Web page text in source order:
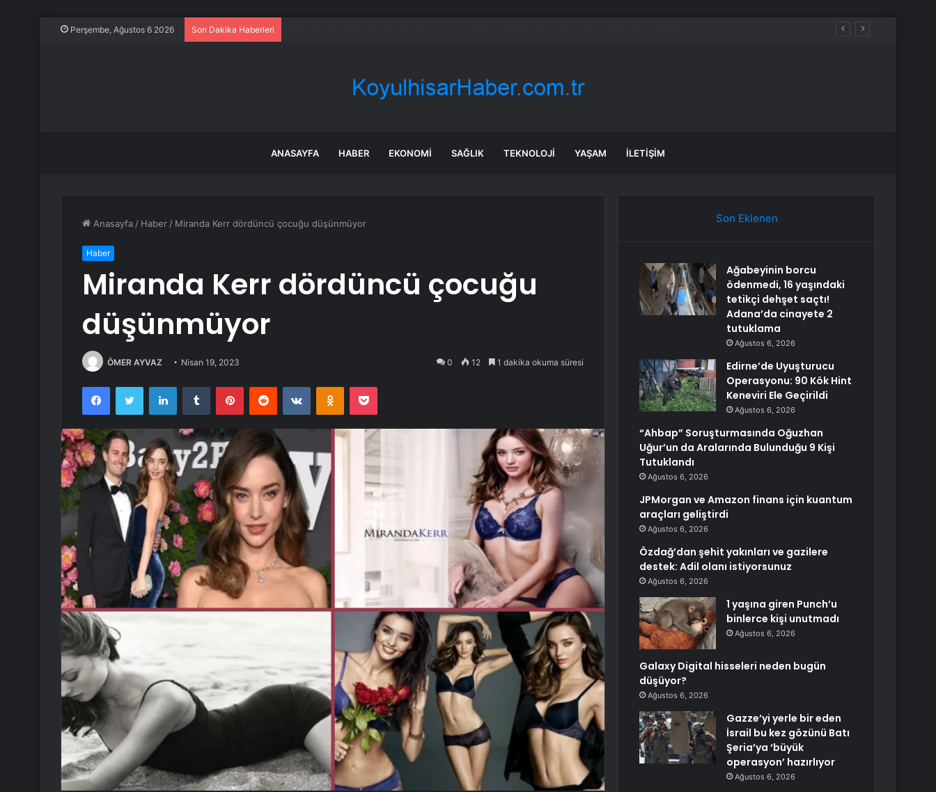
Perşembe, Ağustos 6 2026 Son Dakika Haberleri
ANASAYFA HABER EKONOMI SAĞLIK TEKNOLOJI YAŞAM İLETIŞIM
Anasayfa / Haber / Miranda Kerr dördüncü çocuğu düşünmüyor
Haber
Miranda Kerr dördüncü çocuğu
düşünmüyor
ÖMER AYVAZ Nisan 19, 2023 0 12 1 dakika okuma süresi
FacebookTwitter LinkedInTumblr PinterestReddit VKontakteOdnoklassniki
Pocket
Son Eklenen
Ağabeyinin borcu
ödenmedi, 16 yaşındaki
tetikçi dehşet saçtı!
Adana’da cinayete 2
tutuklama
Ağustos 6, 2026
Edirne’de Uyuşturucu
Operasyonu: 90 Kök Hint
Keneviri Ele Geçirildi
Ağustos 6, 2026
“Ahbap” Soruşturmasında Oğuzhan
Uğur’un da Aralarında Bulunduğu 9 Kişi
Tutuklandı
Ağustos 6, 2026
JPMorgan ve Amazon finans için kuantum
araçları geliştirdi
Ağustos 6, 2026
Özdağ’dan şehit yakınları ve gazilere
destek: Adil olanı istiyorsunuz
Ağustos 6, 2026
1 yaşına giren Punch’u
binlerce kişi unutmadı
Ağustos 6, 2026
Galaxy Digital hisseleri neden bugün
düşüyor?
Ağustos 6, 2026
Gazze’yi yerle bir eden
İsrail bu kez gözünü Batı
Şeria’ya ‘büyük
operasyon’ hazırlıyor
Ağustos 6, 2026